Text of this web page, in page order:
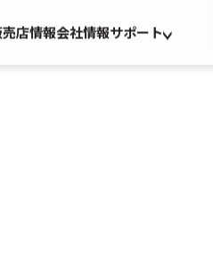
店情報会社情報サポート